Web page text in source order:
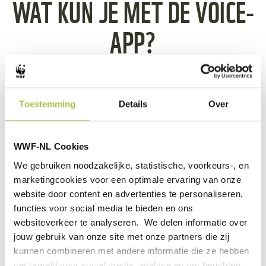
Toestemming Details Over
WWF-NL Cookies
We gebruiken noodzakelijke, statistische, voorkeurs-, en
marketingcookies voor een optimale ervaring van onze
website door content en advertenties te personaliseren,
functies voor social media te bieden en ons
websiteverkeer te analyseren. We delen informatie over
jouw gebruik van onze site met onze partners die zij
kunnen combineren met andere informatie die ze hebben
WAT KUN JE MET DE VOICE-
APP?
anek.soowannaphoom
RANGERS QUIZ
Bewijs in drie rondes dat jij een echte
natuurbeschermer bent én alles weet over de
dieren die WWF beschermt! Speel in je eentje of
neem het op tegen maximaal drie andere spelers.